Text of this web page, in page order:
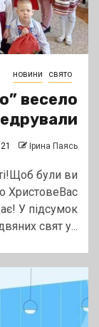
новини свято
весело
Ірина Паясь
були ви
ХристовеВас
У підсумок
свят у...